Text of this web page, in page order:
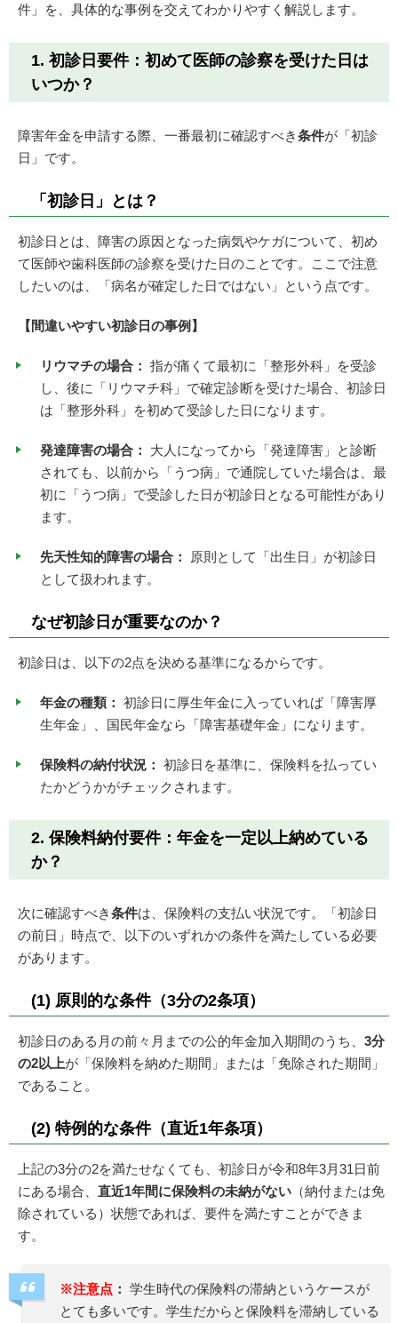
件」を、具体的な事例を交えてわかりやすく解説します。
1. 初診日要件：初めて医師の診察を受けた日は
いつか？
障害年金を申請する際、一番最初に確認すべき条件が「初診
日」です。
「初診日」とは？
初診日とは、障害の原因となった病気やケガについて、初め
て医師や歯科医師の診察を受けた日のことです。ここで注意
したいのは、「病名が確定した日ではない」という点です。
【間違いやすい初診日の事例】
リウマチの場合： 指が痛くて最初に「整形外科」を受診
し、後に「リウマチ科」で確定診断を受けた場合、初診日
は「整形外科」を初めて受診した日になります。
発達障害の場合：
大人になってから「発達障害」と診断
されても、以前から「うつ病」で通院していた場合は、最
初に「うつ病」で受診した日が初診日となる可能性があり
ます。
先天性知的障害の場合：
原則として「出生日」が初診日
として扱われます。
なぜ初診日が重要なのか？
初診日は、以下の2点を決める基準になるからです。
年金の種類： 初診日に厚生年金に入っていれば「障害厚
生年金」、国民年金なら「障害基礎年金」になります。
保険料の納付状況： 初診日を基準に、保険料を払ってい
たかどうかがチェックされます。
2. 保険料納付要件：年金を一定以上納めている
か？
次に確認すべき条件は、保険料の支払い状況です。「初診日
の前日」時点で、以下のいずれかの条件を満たしている必要
があります。
(1) 原則的な条件（3分の2条項）
初診日のある月の前々月までの公的年金加入期間のうち、 3分
の2以上が「保険料を納めた期間」または「免除された期間」
であること。
(2) 特例的な条件（直近1年条項）
上記の3分の2を満たせなくても、初診日が令和8年3月31日前
にある場合、 直近1年間に保険料の未納がない （納付または免
除されている）状態であれば、要件を満たすことができま
す。
※注意点 ： 学生時代の保険料の滞納というケースが
とても多いです。学生だからと保険料を滞納している